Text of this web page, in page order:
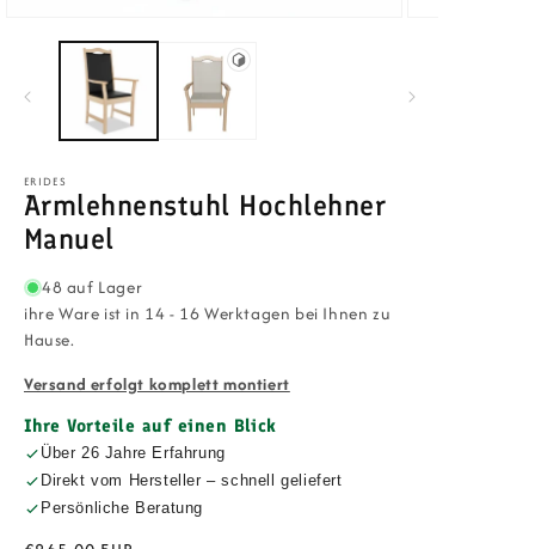
öffnen
öffnen
ERIDES
Armlehnenstuhl Hochlehner
Manuel
48 auf Lager
ihre Ware ist in 14 - 16 Werktagen bei Ihnen zu
Hause.
Versand erfolgt komplett montiert
Ihre Vorteile auf einen Blick
Über 26 Jahre Erfahrung
Direkt vom Hersteller – schnell geliefert
Persönliche Beratung